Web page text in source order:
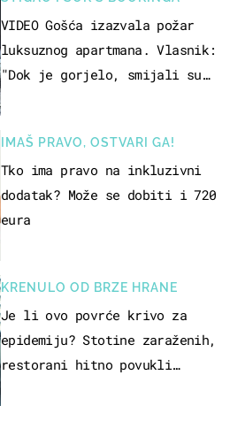
VIDEO Gošća izazvala požar
luksuznog apartmana. Vlasnik:
"Dok je gorjelo, smijali su
IMAŠ PRAVO, OSTVARI GA!
Tko ima pravo na inkluzivni
dodatak? Može se dobiti i 720
eura
KRENULO OD BRZE HRANE
Je li ovo povrće krivo za
epidemiju? Stotine zaraženih,
restorani hitno povukli